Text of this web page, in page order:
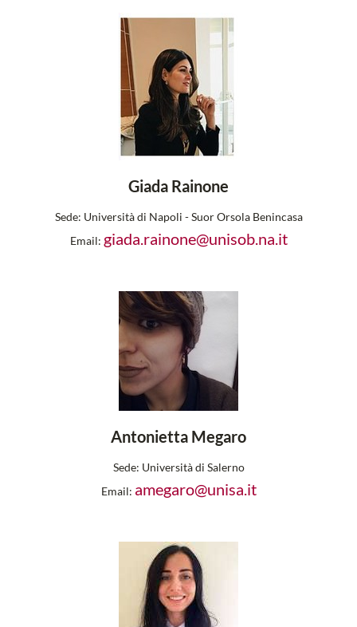
Giada Rainone
Sede: Università di Napoli - Suor Orsola Benincasa
Email: giada.rainone@unisob.na.it
Antonietta Megaro
Sede: Università di Salerno
Email: amegaro@unisa.it